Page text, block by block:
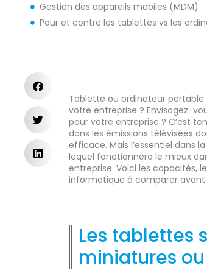
Gestion des appareils mobiles (MDM)
Pour et contre les tablettes vs les
Tablette ou ordinateur portable
votre entreprise ? Envisagez-
pour votre entreprise ? C’est
dans les émissions télévisées
efficace. Mais l’essentiel dans
lequel fonctionnera le mieux
entreprise. Voici les capacités,
informatique à comparer
Les tablettes
miniatures